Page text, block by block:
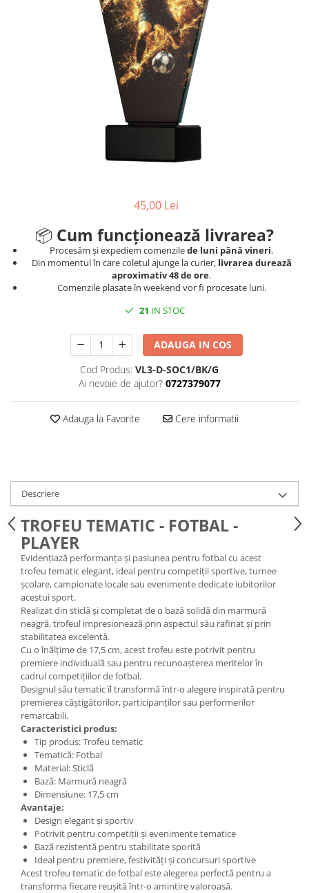
45,00 Lei
📦 Cum funcționează livrarea?
Procesăm și expediem comenzilede luni până vineri.
Din momentul în care coletul ajunge la curier, livrarea durează
aproximativ 48 de ore.
Comenzile plasate în weekend vor fi procesate luni.
21 IN STOC
ADAUGA IN COS
Cod Produs: VL3-D-SOC1/BK/G
Ai nevoie de ajutor? 0727379077
Adauga la Favorite Cere informatii
Descriere
TROFEU TEMATIC - FOTBAL -
PLAYER
Evidențiază performanța și pasiunea pentru fotbal cu acest
trofeu tematic elegant, ideal pentru competiții sportive, turnee
școlare, campionate locale sau evenimente dedicate iubitorilor
acestui sport.
Realizat din sticlă și completat de o bază solidă din marmură
neagră, trofeul impresionează prin aspectul său rafinat și prin
stabilitatea excelentă.
Cu o înălțime de 17,5 cm, acest trofeu este potrivit pentru
premiere individuală sau pentru recunoașterea meritelor în
cadrul competițiilor de fotbal.
Designul său tematic îl transformă într-o alegere inspirată pentru
premierea câștigătorilor, participanților sau performerilor
remarcabili.
Caracteristici produs:
Tip produs: Trofeu tematic
Tematică: Fotbal
Material: Sticlă
Bază: Marmură neagră
Dimensiune: 17,5 cm
Avantaje:
Design elegant și sportiv
Potrivit pentru competiții și evenimente tematice
Bază rezistentă pentru stabilitate sporită
Ideal pentru premiere, festivități și concursuri sportive
Acest trofeu tematic de fotbal este alegerea perfectă pentru a
transforma fiecare reușită într-o amintire valoroasă.